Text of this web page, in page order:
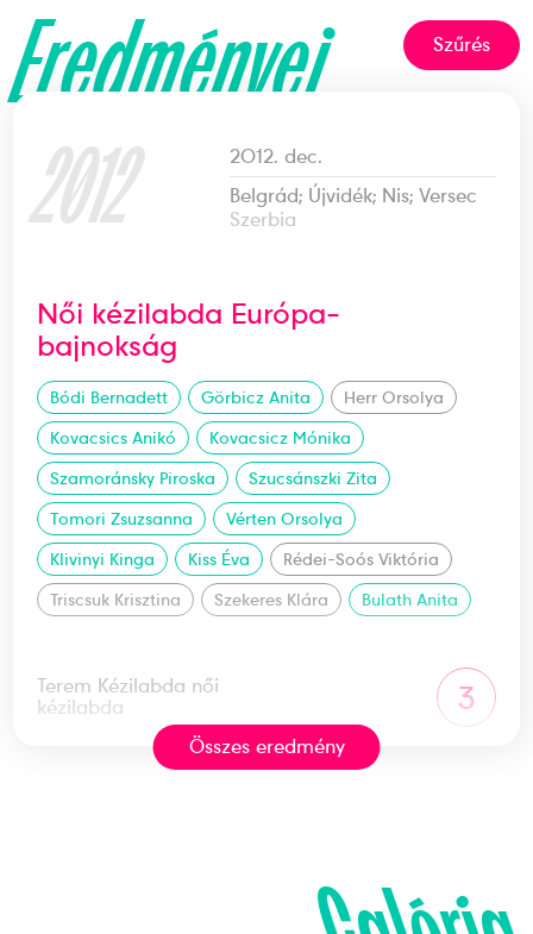
Eredményei Szűrés
2012
2012. dec.
Belgrád; Újvidék; Nis; Versec
Szerbia
Női kézilabda Európa-
bajnokság
Bódi Bernadett Görbicz Anita
Herr Orsolya
Kovacsics Anikó
Kovacsicz Mónika
Szamoránsky Piroska
Szucsánszki Zita
Tomori Zsuzsanna
Vérten Orsolya
Klivinyi Kinga
Kiss Éva
Rédei-Soós Viktória
Triscsuk Krisztina
Szekeres Klára Bulath Anita
Terem Kézilabda női
kézilabda
3
Összes eredmény